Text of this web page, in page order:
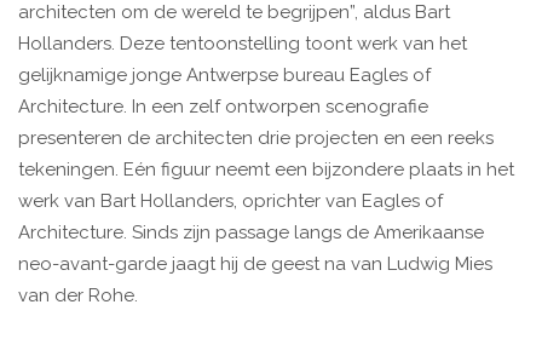
architecten om de wereld te begrijpen”, aldus Bart
Hollanders. Deze tentoonstelling toont werk van het
gelijknamige jonge Antwerpse bureau Eagles of
Architecture. In een zelf ontworpen scenografie
presenteren de architecten drie projecten en een reeks
tekeningen. Eén figuur neemt een bijzondere plaats in het
werk van Bart Hollanders, oprichter van Eagles of
Architecture. Sinds zijn passage langs de Amerikaanse
neo-avant-garde jaagt hij de geest na van Ludwig Mies
van der Rohe.